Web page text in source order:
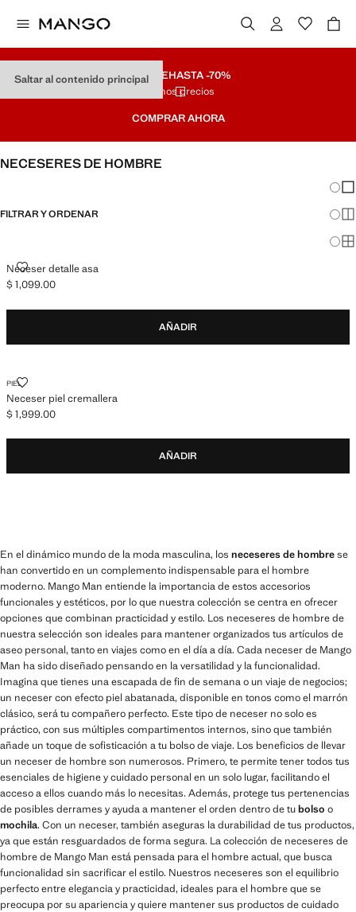
Saltar al contenido principal
REMATEHASTA -70%
Últimos precios
COMPRAR AHORA
NECESERES DE HOMBRE
FILTRAR Y ORDENAR
Neceser detalle asa
NECESER DETALLE ASA
Precio actual [$ 1,099.00 ]
$ 1,099.00
AÑADIR
PIEL
Neceser piel cremallera
NECESER PIEL CREMALLERA
Precio actual [$ 1,999.00 ]
$ 1,999.00
AÑADIR
En el dinámico mundo de la moda masculina, los neceseres de hombrese
han convertido en un complemento indispensable para el hombre
moderno. Mango Man entiende la importancia de estos accesorios
funcionales y estéticos, por lo que nuestra colección se centra en ofrecer
opciones que combinan practicidad y estilo. Los neceseres de hombre de
nuestra selección son ideales para mantener organizados tus artículos de
aseo personal, tanto en viajes como en el día a día. Cada neceser de Mango
Man ha sido diseñado pensando en la versatilidad y la funcionalidad.
Imagina que tienes una escapada de fin de semana o un viaje de negocios;
un neceser con efecto piel abatanada, disponible en tonos como el marrón
clásico, será tu compañero perfecto. Este tipo de neceser no solo es
práctico, con sus múltiples compartimentos internos, sino que también
añade un toque de sofisticación a tu bolso de viaje. Los beneficios de llevar
un neceser de hombre son numerosos. Primero, te permite tener todos tus
esenciales de higiene y cuidado personal en un solo lugar, facilitando el
acceso a ellos cuando más lo necesitas. Además, protege tus pertenencias
de posibles derrames y ayuda a mantener el orden dentro de tubolso o
mochila. Con un neceser, también aseguras la durabilidad de tus productos,
ya que están resguardados de forma segura. La colección de neceseres de
hombre de Mango Man está pensada para el hombre actual, que busca
funcionalidad sin sacrificar el estilo. Nuestros neceseres son el equilibrio
perfecto entre elegancia y practicidad, ideales para el hombre que se
preocupa por su apariencia y quiere mantener sus productos de cuidado